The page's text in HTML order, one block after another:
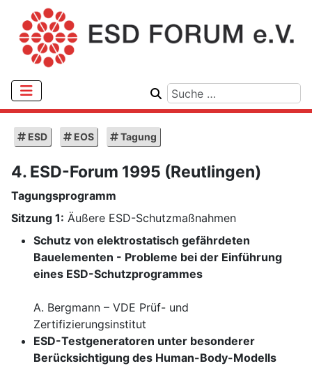
ESD EOS Tagung
4. ESD-Forum 1995 (Reutlingen)
Tagungsprogramm
Sitzung 1: Äußere ESD-Schutzmaßnahmen
Schutz von elektrostatisch gefährdeten
Bauelementen - Probleme bei der Einführung
eines ESD-Schutzprogrammes
A. Bergmann – VDE Prüf- und
Zertifizierungsinstitut
ESD-Testgeneratoren unter besonderer
Berücksichtigung des Human-Body-Modells